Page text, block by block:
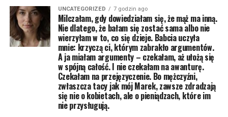
UNCATEGORIZED 7 godzin ago
Milczałam, gdy dowiedziałam się, że mąż ma inną.
Nie dlatego, że bałam się zostać sama albo nie
wierzyłam w to, co się dzieje. Babcia uczyła
mnie: krzyczą ci, którym zabrakło argumentów.
A ja miałam argumenty – czekałam, aż ułożą się
w spójną całość. I nie czekałam na awanturę.
Czekałam na przejęzyczenie. Bo mężczyźni,
zwłaszcza tacy jak mój Marek, zawsze zdradzają
się nie o kobietach, ale o pieniądzach, które im
nie przysługują.